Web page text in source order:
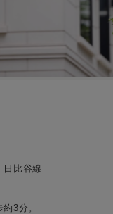
日比谷線
3分。